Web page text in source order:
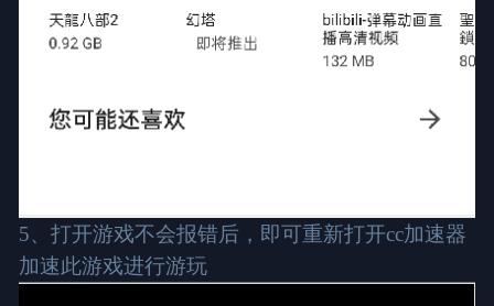
5、打开游戏不会报错后，即可重新打开cc加速器
加速此游戏进行游玩